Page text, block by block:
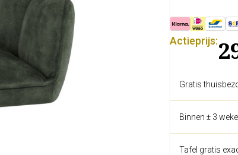
Actieprijs:
Gratis
Binnen ± 3
Tafel gratis